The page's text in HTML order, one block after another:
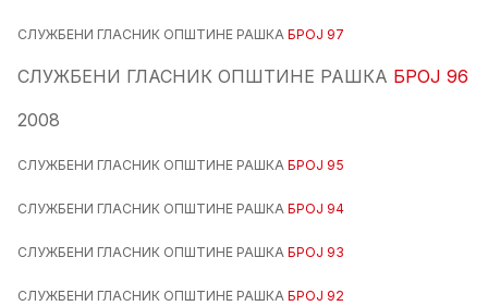
СЛУЖБЕНИ ГЛАСНИК ОПШТИНЕ РАШКА БРОЈ 97
СЛУЖБЕНИ ГЛАСНИК ОПШТИНЕ РАШКА БРОЈ 96
2008
СЛУЖБЕНИ ГЛАСНИК ОПШТИНЕ РАШКА БРОЈ 95
СЛУЖБЕНИ ГЛАСНИК ОПШТИНЕ РАШКА БРОЈ 94
СЛУЖБЕНИ ГЛАСНИК ОПШТИНЕ РАШКА БРОЈ 93
СЛУЖБЕНИ ГЛАСНИК ОПШТИНЕ РАШКА БРОЈ 92